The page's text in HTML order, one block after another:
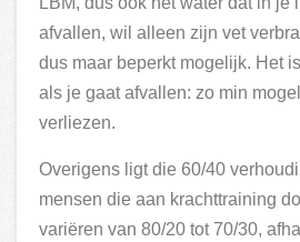
afvallen, wil alleen zijn vet
dus maar beperkt mogelijk. Het
als je gaat afvallen: zo min
verliezen.
Overigens ligt die 60/40
mensen die aan krachttraining
variëren van 80/20 tot 70/30,